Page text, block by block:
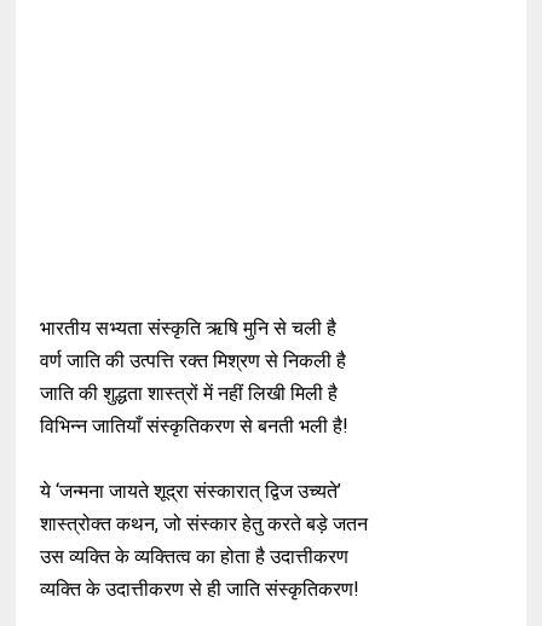
भारतीय सभ्यता संस्कृति ऋषि मुनि से चली है
वर्ण जाति की उत्पत्ति रक्त मिश्रण से निकली है
जाति की शुद्धता शास्त्रों में नहीं लिखी मिली है
विभिन्न जातियाँ संस्कृतिकरण से बनती भली है!
ये ‘जन्मना जायते शूद्रा संस्कारात् द्विज उच्यते’
शास्त्रोक्त कथन, जो संस्कार हेतु करते बड़े जतन
उस व्यक्ति के व्यक्तित्व का होता है उदात्तीकरण
व्यक्ति के उदात्तीकरण से ही जाति संस्कृतिकरण!